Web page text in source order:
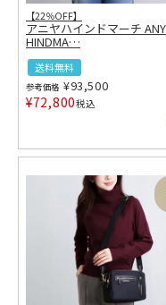
【22％OFF】
アニヤハインドマーチ
HINDMA…
送料無料
参考価格 ¥93,500
¥72,800税込